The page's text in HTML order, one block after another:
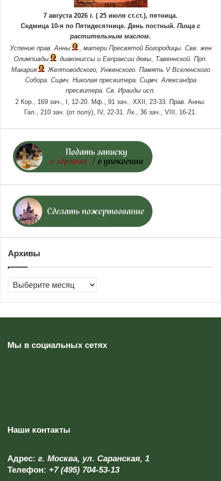
7 августа 2026 г. ( 25 июля ст.ст.), пятница.
Седмица 10-я по Пятидесятнице. День постный. Пища с
растительным маслом.
Успение прав. Анны
, матери Пресвятой Богородицы. Свв. жен
Олимпиады
диакониссы и Евпраксии девы, Тавеннской. Прп.
Макария
Желтоводского, Унженского. Память V Вселенского
Собора. Сщмч. Николаяпресвитера. Сщмч. Александра
пресвитера. Св. Ираиды исп.
2 Кор., 169 зач., I, 12-20.
Мф., 91 зач., XXII, 23-33.
Прав. Анны:
Гал., 210 зач. (от полу́), IV, 22-31.
Лк., 36 зач., VIII, 16-21.
Архивы
Архивы
Мы в социальных сетях
Наши контакты
Адрес: г. Москва, ул. Саранская, 1
Телефон: +7 (495) 704-53-13